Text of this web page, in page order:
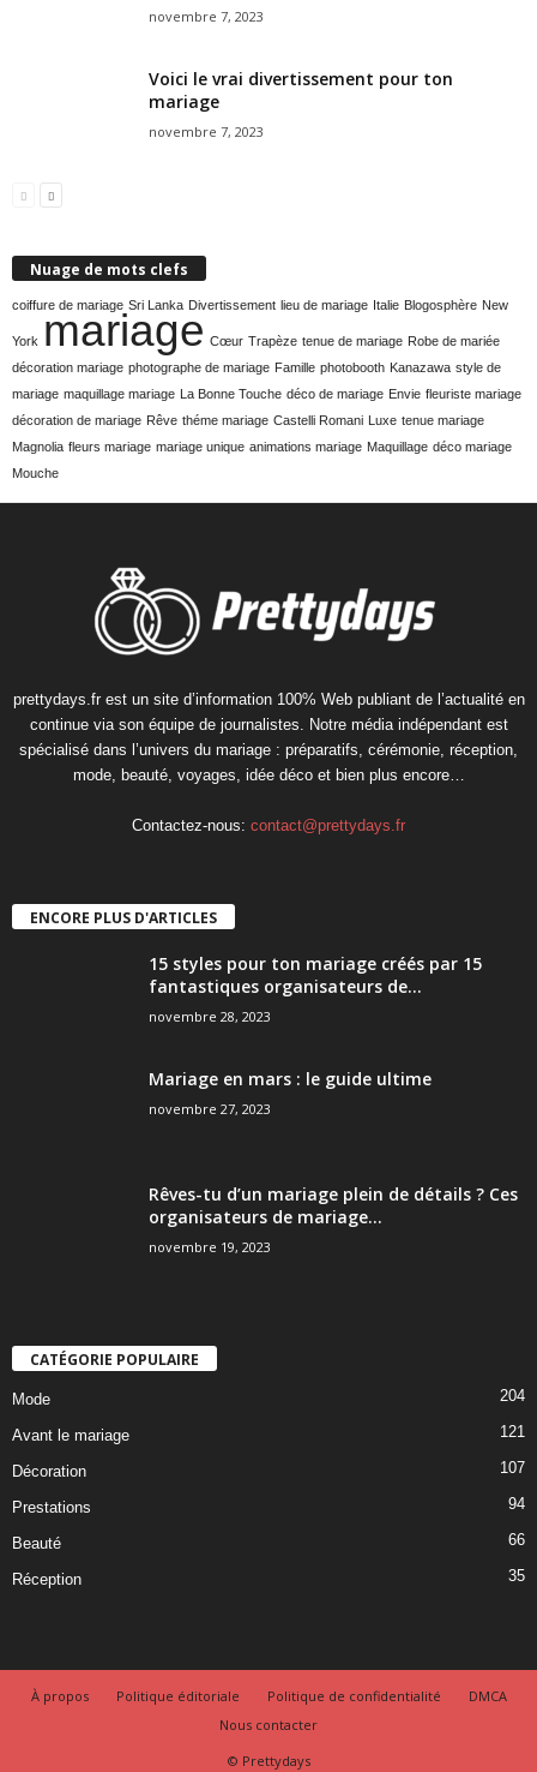
novembre 7, 2023
Voici le vrai divertissement pour ton
mariage
novembre 7, 2023
Nuage de mots clefs
coiffure de mariage Sri Lanka Divertissement lieu de mariage Italie Blogosphère New
York mariage Cœur Trapèze tenue de mariage Robe de mariée
décoration mariage photographe de mariage Famille photobooth Kanazawa style de
mariage maquillage mariage La Bonne Touche déco de mariage Envie fleuriste mariage
décoration de mariage Rêve théme mariage Castelli Romani Luxe tenue mariage
Magnolia fleurs mariage mariage unique animations mariage Maquillage déco mariage
Mouche
prettydays.fr est un site d’information 100% Web publiant de l’actualité en
continue via son équipe de journalistes. Notre média indépendant est
spécialisé dans l’univers du mariage : préparatifs, cérémonie, réception,
mode, beauté, voyages, idée déco et bien plus encore…
Contactez-nous: contact@prettydays.fr
ENCORE PLUS D'ARTICLES
15 styles pour ton mariage créés par 15
fantastiques organisateurs de...
novembre 28, 2023
Mariage en mars : le guide ultime
novembre 27, 2023
Rêves-tu d’un mariage plein de détails ? Ces
organisateurs de mariage...
novembre 19, 2023
CATÉGORIE POPULAIRE
Mode 204
Avant le mariage 121
Décoration 107
Prestations 94
Beauté 66
Réception 35
À propos Politique éditoriale Politique de confidentialité
DMCA
Nous contacter
© Prettydays